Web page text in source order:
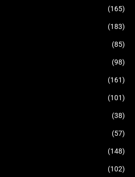
(165)
(183)
(85)
(98)
(161)
(101)
(38)
(57)
(148)
(102)